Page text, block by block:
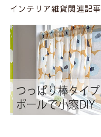
インテリア雑貨関連記事